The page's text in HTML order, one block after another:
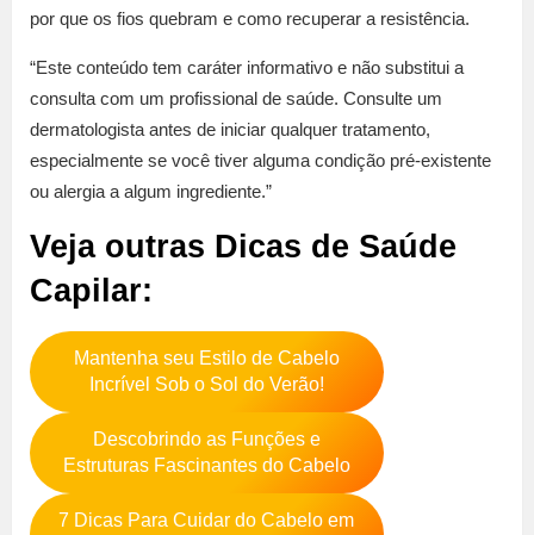
por que os fios quebram e como recuperar a resistência.
“Este conteúdo tem caráter informativo e não substitui a
consulta com um profissional de saúde. Consulte um
dermatologista antes de iniciar qualquer tratamento,
especialmente se você tiver alguma condição pré-existente
ou alergia a algum ingrediente.”
Veja outras Dicas de Saúde
Capilar:
Mantenha seu Estilo de Cabelo
Incrível Sob o Sol do Verão!
Descobrindo as Funções e
Estruturas Fascinantes do Cabelo
7 Dicas Para Cuidar do Cabelo em